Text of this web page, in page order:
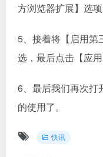
方浏览器扩展】选项
5、接着将【启用第
选，最后点击【应
6、最后我们再次打
的使用了。
快讯